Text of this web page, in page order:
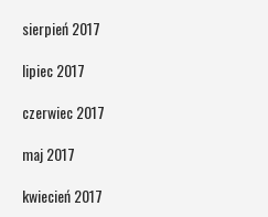
sierpień 2017
lipiec 2017
czerwiec 2017
maj 2017
kwiecień 2017